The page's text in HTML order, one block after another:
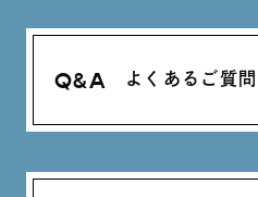
Q&A よくあるご質問